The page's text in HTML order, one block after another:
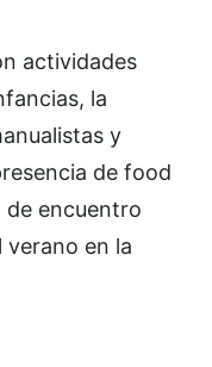
actividades
la
y
de food
de encuentro
en la